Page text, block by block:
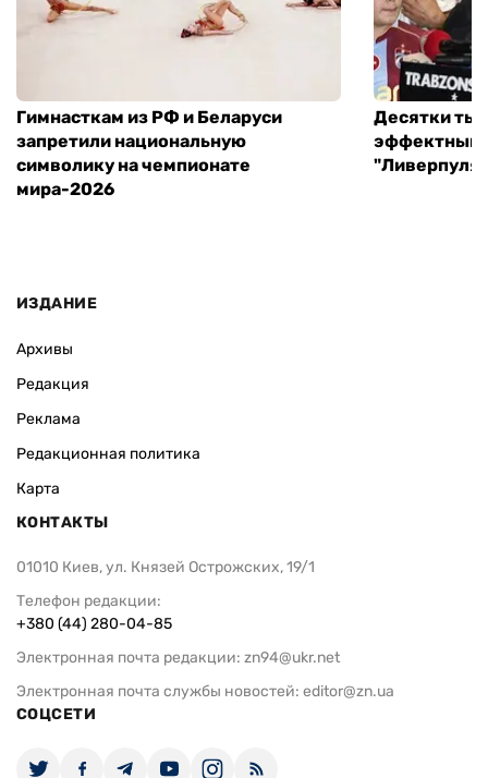
Гимнасткам из РФ и Беларуси
запретили национальную
символику на чемпионате
мира-2026
Десятки
эффектный
ИЗДАНИЕ
Архивы
Редакция
Реклама
Редакционная политика
Карта
КОНТАКТЫ
01010 Киев, ул. Князей Острожских, 19/1
Телефон редакции:
+380 (44) 280-04-85
Электронная почта редакции: zn94@ukr.net
Электронная почта службы новостей: editor@zn.ua
СОЦСЕТИ